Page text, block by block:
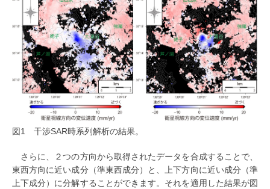
図1 干渉SAR時系列解析の結果。
さらに、２つの方向から取得されたデータを合成することで、
東西方向に近い成分（準東西成分）と、上下方向に近い成分（準
上下成分）に分解することができます。それを適用した結果が図